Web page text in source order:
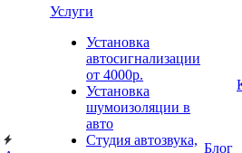
Услуги
Установка
автосигнализации
от 4000р.
Установка
шумоизоляции в
авто
Студия автозвука,
Блог